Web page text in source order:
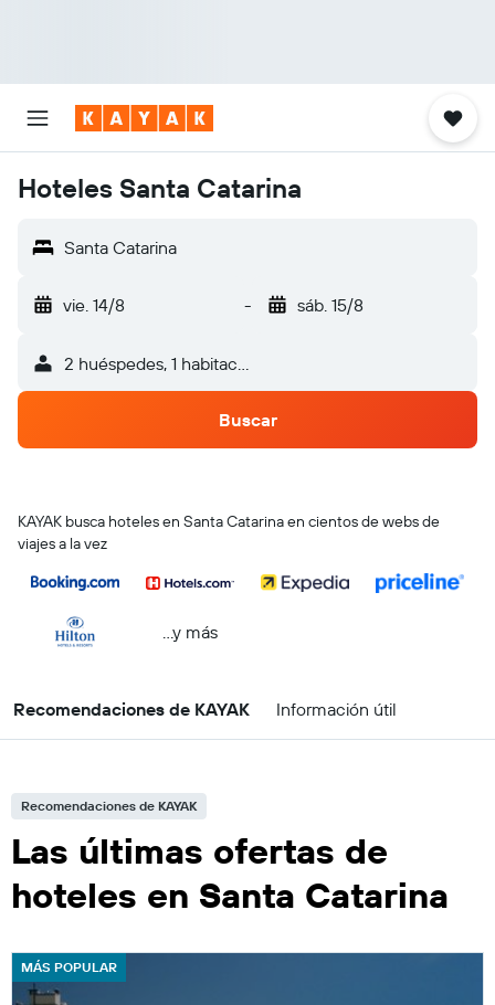
Hoteles Santa Catarina
Santa Catarina
vie. 14/8 - sáb. 15/8
2 huéspedes, 1 habitación
Buscar
KAYAK busca hoteles en Santa Catarina en cientos de webs de
viajes a la vez
...y más
Recomendaciones de KAYAK Información útil
Recomendaciones de KAYAK
Las últimas ofertas de
hoteles en Santa Catarina
MÁS POPULAR